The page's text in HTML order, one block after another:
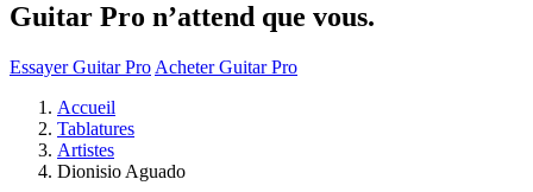
Guitar Pro n’attend que vous.
Essayer Guitar Pro Acheter Guitar Pro
Accueil
Tablatures
Artistes
Dionisio Aguado